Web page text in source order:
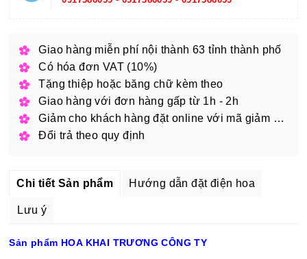
Giao hàng miễn phí nội thành 63 tỉnh thành phố
Có hóa đơn VAT (10%)
Tặng thiệp hoặc băng chữ kèm theo
Giao hàng với đơn hàng gấp từ 1h - 2h
Giảm cho khách hàng đặt online với mã giảm giá
Đổi trả theo quy định
Chi tiết Sản phẩm Hướng dẫn đặt điện hoa
Lưu ý
Sản phẩm HOA KHAI TRƯƠNG CÔNG TY